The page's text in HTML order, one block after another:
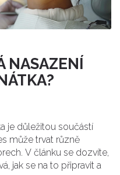
NASAZENÍ
je důležitou součástí
může trvat různě
V článku se dozvíte,
jak se na to připravit a